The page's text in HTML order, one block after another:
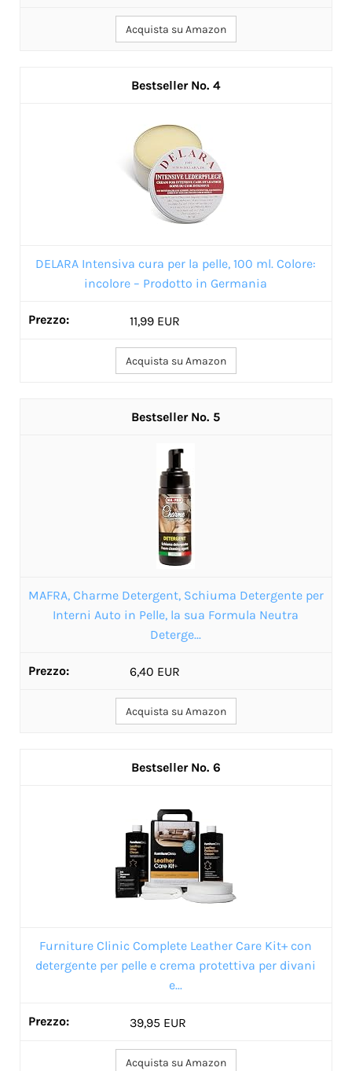
Acquista su Amazon
4
DELARA Intensiva cura per la pelle, 100 ml. Colore:
incolore – Prodotto in Germania
11,99 EUR
Acquista su Amazon
5
MAFRA, Charme Detergent, Schiuma Detergente per
Interni Auto in Pelle, la sua Formula Neutra
Deterge...
6,40 EUR
Acquista su Amazon
6
Furniture Clinic Complete Leather Care Kit+ con
detergente per pelle e crema protettiva per divani
e...
39,95 EUR
Acquista su Amazon